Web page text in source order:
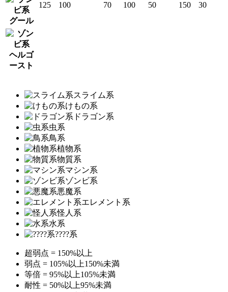
125 100 70 100 50 150
30
グール
ヘルゴ
ースト
スライム系
けもの系
ドラゴン系
虫系
鳥系
植物系
物質系
マシン系
ゾンビ系
悪魔系
エレメント系
怪人系
水系
????系
超弱点 = 150%以上
弱点 = 105%以上150%未満
等倍 = 95%以上105%未満
耐性 = 50%以上95%未満